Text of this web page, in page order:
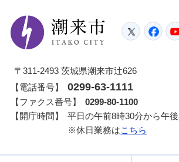
潮来市
〒311-2493 茨城県潮来市辻626
【電話番号】
0299-63-1111
【ファクス番号】
0299-80-1100
【開庁時間】
平日の午前8時30分から午
※休日業務はこちら